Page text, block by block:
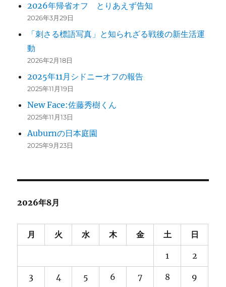
2026年帰省オフ とりあえず告知
2026年3月29日
「刺さる標語写真」と知られざる戦後の新生活運
動
2026年2月18日
2025年11月シドニーオフの報告
2025年11月19日
New Face:佐藤秀樹くん
2025年11月13日
Auburnの日本庭園
2025年9月23日
2026年8月
月 火 水 木 金 土 日
1 2
3 4 5 6 7 8 9